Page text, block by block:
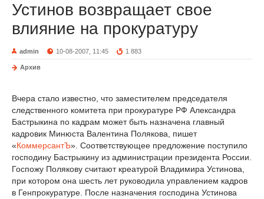
Устинов возвращает свое
влияние на прокуратуру
admin 10-08-2007, 11:45 1 883
Архив
Вчера стало известно, что заместителем председателя
следственного комитета при прокуратуре РФ Александра
Бастрыкина по кадрам может быть назначена главный
кадровик Минюста Валентина Полякова, пишет
«КоммерсантЪ». Соответствующее предложение поступило
господину Бастрыкину из администрации президента России.
Госпожу Полякову считают креатурой Владимира Устинова,
при котором она шесть лет руководила управлением кадров
в Генпрокуратуре. После назначения господина Устинова